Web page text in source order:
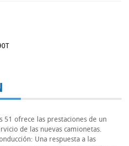
51 ofrece las prestaciones de un
de las nuevas camionetas.
Una respuesta a las